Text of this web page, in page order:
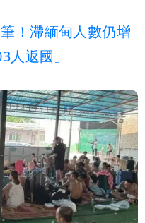
！滯緬甸人數仍增
返國」